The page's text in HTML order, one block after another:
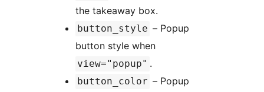
the takeaway box.
button_style – Popup
button style when
view="popup" .
button_color – Popup